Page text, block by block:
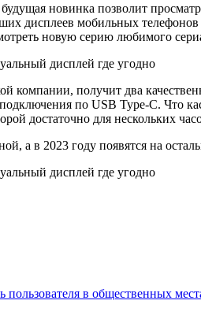
новинка позволит
дисплеев мобильных
новую серию любимого
компании, получит два
по USB Type-C. Что
достаточно для нескольких
а в 2023 году появятся на
пользователя в общественных